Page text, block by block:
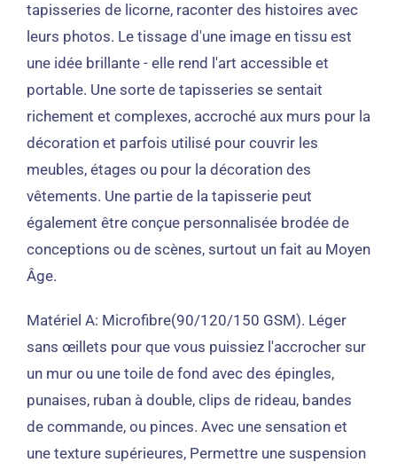
tapisseries de licorne, raconter des histoires avec
leurs photos. Le tissage d'une image en tissu est
une idée brillante - elle rend l'art accessible et
portable. Une sorte de tapisseries se sentait
richement et complexes, accroché aux murs pour la
décoration et parfois utilisé pour couvrir les
meubles, étages ou pour la décoration des
vêtements. Une partie de la tapisserie peut
également être conçue personnalisée brodée de
conceptions ou de scènes, surtout un fait au Moyen
Âge.
Matériel A: Microfibre(90/120/150 GSM). Léger
sans œillets pour que vous puissiez l'accrocher sur
un mur ou une toile de fond avec des épingles,
punaises, ruban à double, clips de rideau, bandes
de commande, ou pinces. Avec une sensation et
une texture supérieures, Permettre une suspension